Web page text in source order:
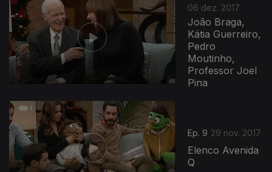
06 dez. 2017
João Braga,
Kátia Guerreiro,
Pedro
Moutinho,
Professor Joel
Pina
Ep. 9 29 nov. 2017
Elenco Avenida
Q